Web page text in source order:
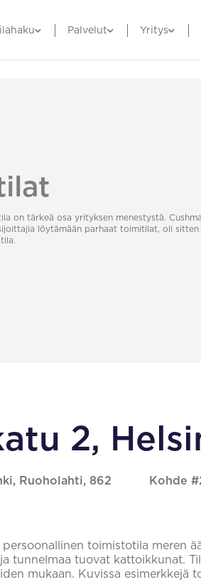
Palvelut Yritys
on tärkeä osa yrityksen menestystä.
löytämään parhaat toimitilat, oli sitten
2,
Ruoholahti, 862
Kohde
toimistotila meren
tunnelmaa tuovat kattoikkunat.
mukaan. Kuvissa esimerkkejä